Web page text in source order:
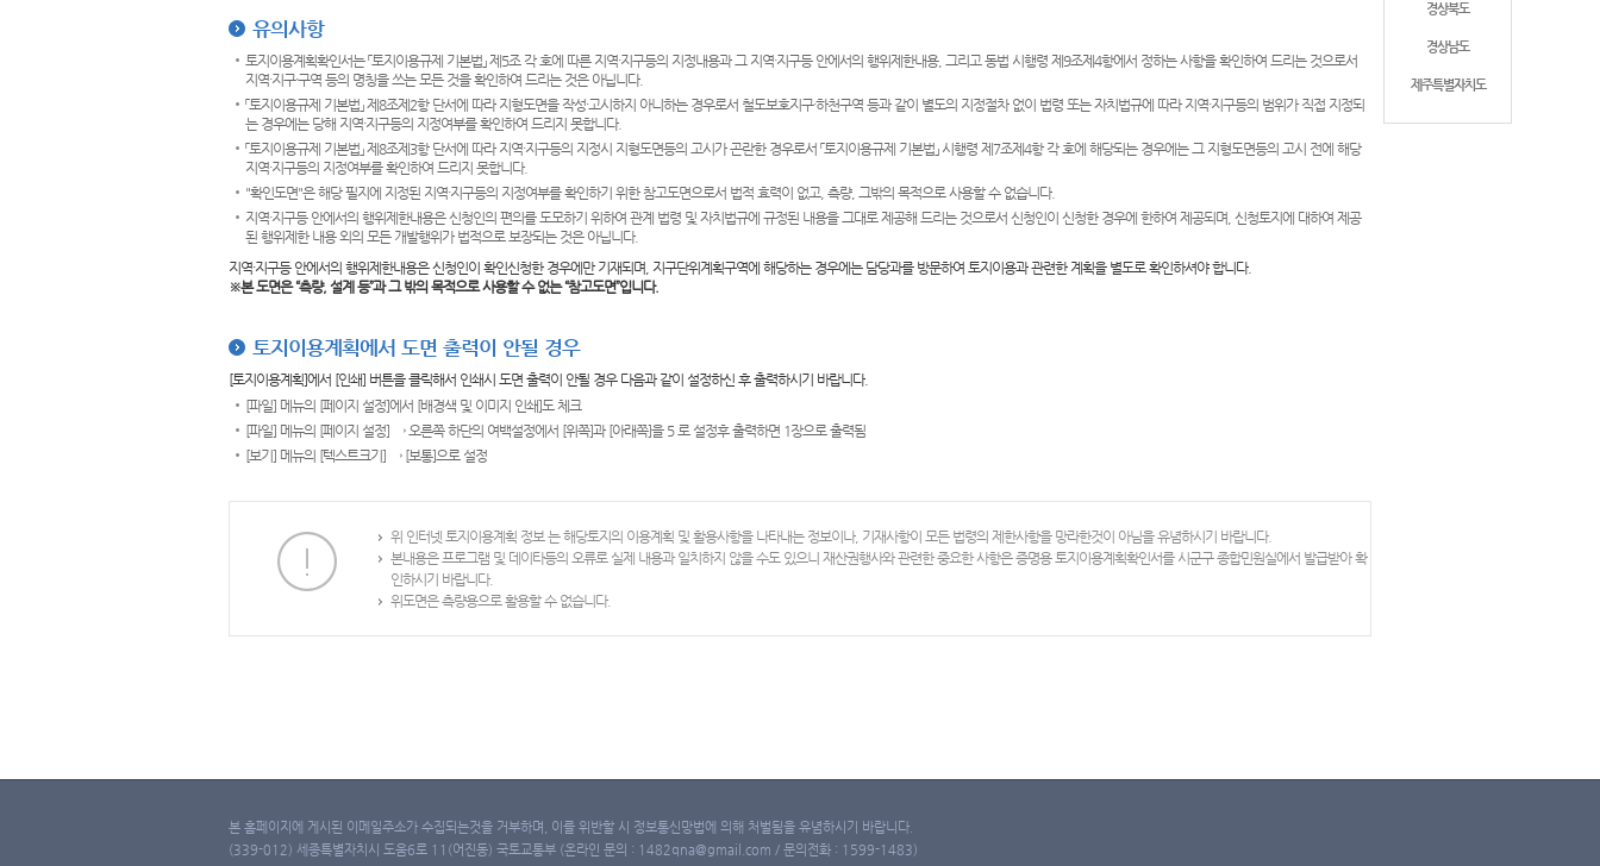
경상북도
경상남도
제주특별자치도
유의사항
토지이용계획확인서는 「토지이용규제 기본법」 제5조 각 호에 따른 지역·지구등의 지정내용과 그 지역·지구등 안에서의 행위제한내용, 그리고 동법 시행령 제9조제4항에서 정하는 사항을 확인하여 드리는 것으로서
지역·지구·구역 등의 명칭을 쓰는 모든 것을 확인하여 드리는 것은 아닙니다.
「토지이용규제 기본법」 제8조제2항 단서에 따라 지형도면을 작성·고시하지 아니하는 경우로서 철도보호지구·하천구역 등과 같이 별도의 지정절차 없이 법령 또는 자치법규에 따라 지역·지구등의 범위가 직접 지정되
는 경우에는 당해 지역·지구등의 지정여부를 확인하여 드리지 못합니다.
「토지이용규제 기본법」 제8조제3항 단서에 따라 지역·지구등의 지정시 지형도면등의 고시가 곤란한 경우로서 「토지이용규제 기본법」 시행령 제7조제4항 각 호에 해당되는 경우에는 그 지형도면등의 고시 전에 해당
지역·지구등의 지정여부를 확인하여 드리지 못합니다.
"확인도면"은 해당 필지에 지정된 지역·지구등의 지정여부를 확인하기 위한 참고도면으로서 법적 효력이 없고, 측량, 그밖의 목적으로 사용할 수 없습니다.
지역·지구등 안에서의 행위제한내용은 신청인의 편의를 도모하기 위하여 관계 법령 및 자치법규에 규정된 내용을 그대로 제공해 드리는 것으로서 신청인이 신청한 경우에 한하여 제공되며, 신청토지에 대하여 제공
된 행위제한 내용 외의 모든 개발행위가 법적으로 보장되는 것은 아닙니다.
지역·지구등 안에서의 행위제한내용은 신청인이 확인신청한 경우에만 기재되며, 지구단위계획구역에 해당하는 경우에는 담당과를 방문하여 토지이용과 관련한 계획을 별도로 확인하셔야 합니다.
※본 도면은“측량, 설계 등”과 그 밖의 목적으로 사용할 수 없는 “참고도면”입니다.
토지이용계획에서 도면 출력이 안될 경우
[토지이용계획]에서 [인쇄] 버튼을 클릭해서 인쇄시 도면 출력이 안될 경우 다음과 같이 설정하신 후 출력하시기 바랍니다.
[파일] 메뉴의 [페이지 설정]에서 [배경색 및 이미지 인쇄]도 체크
[파일] 메뉴의 [페이지 설정] → 오른쪽 하단의 여백설정에서 [위쪽]과 [아래쪽]을 5 로 설정후 출력하면 1장으로 출력됨
[보기] 메뉴의 [텍스트크기] → [보통]으로 설정
위 인터넷 토지이용계획 정보 는 해당토지의 이용계획 및 활용사항을 나타내는 정보이나, 기재사항이 모든 법령의 제한사항을 망라한것이 아님을 유념하시기 바랍니다.
본내용은 프로그램 및 데이타등의 오류로 실제 내용과 일치하지 않을 수도 있으니 재산권행사와 관련한 중요한 사항은 증명용 토지이용계획확인서를 시군구 종합민원실에서 발급받아 확
인하시기 바랍니다.
위도면은 측량용으로 활용할 수 없습니다.
본 홈페이지에 게시된 이메일주소가 수집되는것을 거부하며, 이를 위반할 시 정보통신망법에 의해 처벌됨을 유념하시기 바랍니다.
(339-012) 세종특별자치시 도움6로 11(어진동) 국토교통부 (온라인 문의 : 1482qna@gmail.com / 문의전화 : 1599-1483)